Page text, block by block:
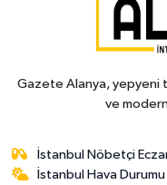
Gazete Alanya, yepyeni
ve
İstanbul Nöbetçi
İstanbul Hava Durumu